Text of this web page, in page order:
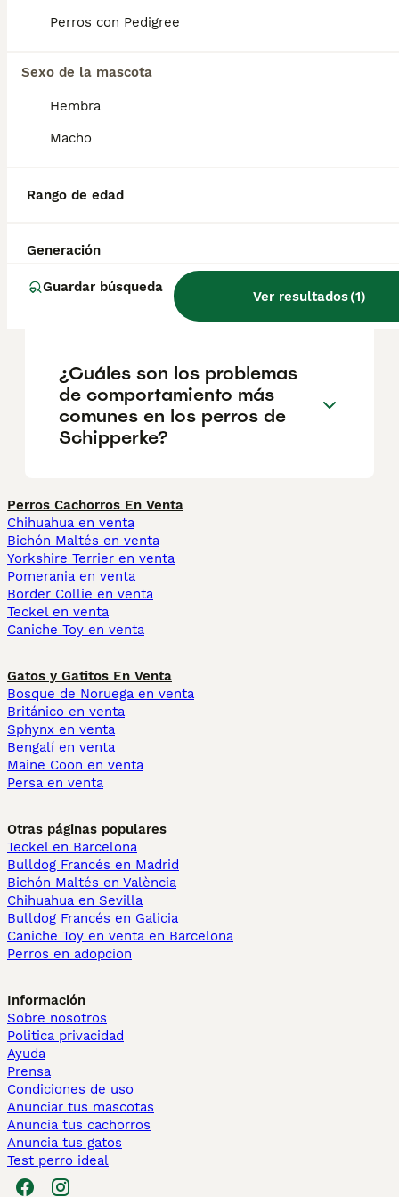
Perros con Pedigree
Sexo de la mascota
Hembra
Macho
Rango de edad
Generación
Guardar búsqueda
Ver resultados(1)
geográfica. Es fundamental acudir a
Informarse bien y comparar opciones antes
decisión.
desventajas de los
¿Qué tipo de raza de perro
es el Schipperke?
¿Cuáles son los problemas
de comportamiento más
comunes en los perros de
Schipperke?
Perros Cachorros En Venta
Chihuahua en venta
Bichón Maltés en venta
Yorkshire Terrier en venta
Pomerania en venta
Border Collie en venta
Teckel en venta
Caniche Toy en venta
Gatos y Gatitos En Venta
Bosque de Noruega en venta
Británico en venta
Sphynx en venta
Bengalí en venta
Maine Coon en venta
Persa en venta
Otras páginas populares
Teckel en Barcelona
Bulldog Francés en Madrid
Bichón Maltés en València
Chihuahua en Sevilla
Bulldog Francés en Galicia
Caniche Toy en venta en Barcelona
Perros en adopcion
Información
Sobre nosotros
Politica privacidad
Ayuda
Prensa
Condiciones de uso
Anunciar tus mascotas
Anuncia tus cachorros
Anuncia tus gatos
Test perro ideal